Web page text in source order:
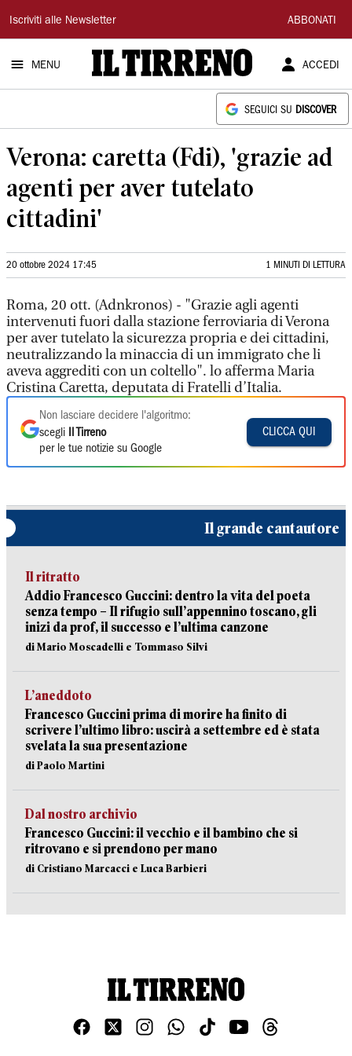
Il
Tirreno
Iscriviti alle Newsletter ABBONATI
MENU ACCEDI
SEGUICI SU DISCOVER
Verona: caretta (Fdi), 'grazie ad
agenti per aver tutelato
cittadini'
20 ottobre 2024 17:45 1 MINUTI DI LETTURA
Roma, 20 ott. (Adnkronos) - "Grazie agli agenti
intervenuti fuori dalla stazione ferroviaria di Verona
per aver tutelato la sicurezza propria e dei cittadini,
neutralizzando la minaccia di un immigrato che li
aveva aggrediti con un coltello". lo afferma Maria
Cristina Caretta, deputata di Fratelli d’Italia.
Non lasciare decidere l'algoritmo:
scegli
Il Tirreno
per le tue notizie su Google
CLICCA QUI
Il grande cantautore
Il ritratto
Addio Francesco Guccini: dentro la vita del poeta
senza tempo – Il rifugio sull’appennino toscano, gli
inizi da prof, il successo e l’ultima canzone
di Mario Moscadelli e Tommaso Silvi
L’aneddoto
Francesco Guccini prima di morire ha finito di
scrivere l’ultimo libro: uscirà a settembre ed è stata
svelata la sua presentazione
di Paolo Martini
Dal nostro archivio
Francesco Guccini: il vecchio e il bambino che si
ritrovano e si prendono per mano
di Cristiano Marcacci e Luca Barbieri